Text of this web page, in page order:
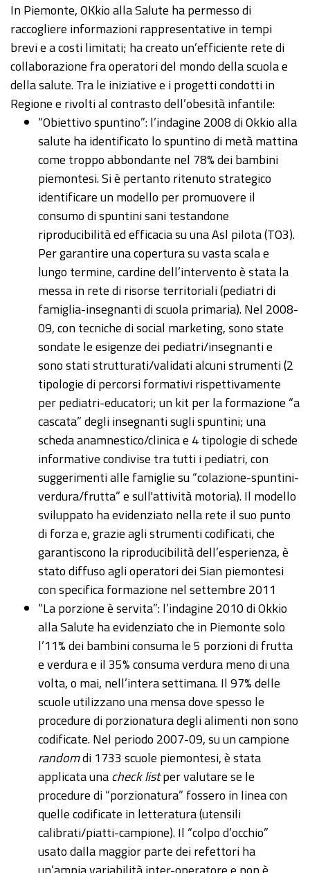
In Piemonte, OKkio alla Salute ha permesso di
raccogliere informazioni rappresentative in tempi
brevi e a costi limitati; ha creato un’efficiente rete di
collaborazione fra operatori del mondo della scuola e
della salute. Tra le iniziative e i progetti condotti in
Regione e rivolti al contrasto dell’obesità infantile:
“Obiettivo spuntino”: l’indagine 2008 di Okkio alla
salute ha identificato lo spuntino di metà mattina
come troppo abbondante nel 78% dei bambini
piemontesi. Si è pertanto ritenuto strategico
identificare un modello per promuovere il
consumo di spuntini sani testandone
riproducibilità ed efficacia su una Asl pilota (TO3).
Per garantire una copertura su vasta scala e
lungo termine, cardine dell’intervento è stata la
messa in rete di risorse territoriali (pediatri di
famiglia-insegnanti di scuola primaria). Nel 2008-
09, con tecniche di social marketing, sono state
sondate le esigenze dei pediatri/insegnanti e
sono stati strutturati/validati alcuni strumenti (2
tipologie di percorsi formativi rispettivamente
per pediatri-educatori; un kit per la formazione “a
cascata” degli insegnanti sugli spuntini; una
scheda anamnestico/clinica e 4 tipologie di schede
informative condivise tra tutti i pediatri, con
suggerimenti alle famiglie su “colazione-spuntini-
verdura/frutta” e sull'attività motoria). Il modello
sviluppato ha evidenziato nella rete il suo punto
di forza e, grazie agli strumenti codificati, che
garantiscono la riproducibilità dell’esperienza, è
stato diffuso agli operatori dei Sian piemontesi
con specifica formazione nel settembre 2011
“La porzione è servita”: l’indagine 2010 di Okkio
alla Salute ha evidenziato che in Piemonte solo
l’11% dei bambini consuma le 5 porzioni di frutta
e verdura e il 35% consuma verdura meno di una
volta, o mai, nell’intera settimana. Il 97% delle
scuole utilizzano una mensa dove spesso le
procedure di porzionatura degli alimenti non sono
codificate. Nel periodo 2007-09, su un campione
randomdi 1733 scuole piemontesi, è stata
applicata unacheck listper valutare se le
procedure di “porzionatura” fossero in linea con
quelle codificate in letteratura (utensili
calibrati/piatti-campione). Il “colpo d’occhio”
usato dalla maggior parte dei refettori ha